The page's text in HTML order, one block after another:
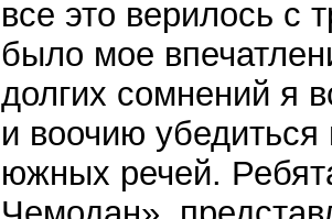
все это верилось с
было мое
долгих сомнений я
и воочию убедиться
южных речей.